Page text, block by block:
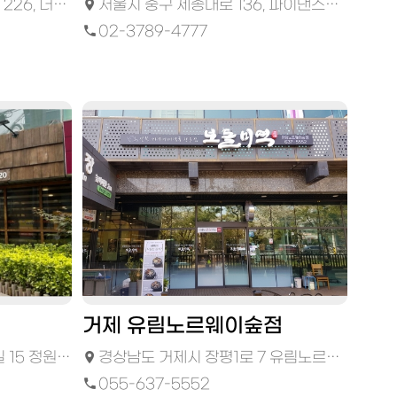
트 111-1호
서울시 중구 세종대로 136, 파이낸스빌딩 지하1층 103호
02-3789-4777
딩 지하1층
거제 유림노르웨이숲점
경상남도 거제시 장평1로 7 유림노르웨이숲 105호
055-637-5552